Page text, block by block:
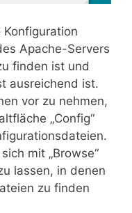
Apache-Servers
finden ist und
ausreichend ist.
vor zu nehmen,
„Config“
mit „Browse“
lassen, in denen
zu finden